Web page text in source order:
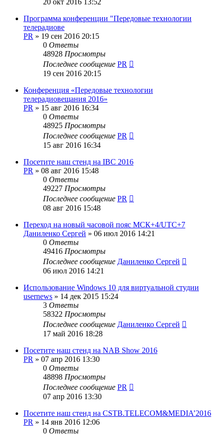
Программа конференции "Передовые технологии
телерадиове
PR » 19 сен 2016 20:15
0 Ответы
48928 Просмотры
Последнее сообщение PR
19 сен 2016 20:15
Конференция «Передовые технологии
телерадиовещания 2016»
PR » 15 авг 2016 16:34
0 Ответы
48925 Просмотры
Последнее сообщение PR
15 авг 2016 16:34
Посетите наш стенд на IBC 2016
PR » 08 авг 2016 15:48
0 Ответы
49227 Просмотры
Последнее сообщение PR
08 авг 2016 15:48
Переход на новый часовой пояс МСК+4/UTC+7
Даниленко Сергей » 06 июл 2016 14:21
0 Ответы
49416 Просмотры
Последнее сообщение Даниленко Сергей
06 июл 2016 14:21
Использование Windows 10 для виртуальной студии
usernews » 14 дек 2015 15:24
3 Ответы
58322 Просмотры
Последнее сообщение Даниленко Сергей
17 май 2016 18:28
Посетите наш стенд на NAB Show 2016
PR » 07 апр 2016 13:30
0 Ответы
48898 Просмотры
Последнее сообщение PR
07 апр 2016 13:30
Посетите наш стенд на CSTB.TELECOM&MEDIA’2016
PR » 14 янв 2016 12:06
0 Ответы